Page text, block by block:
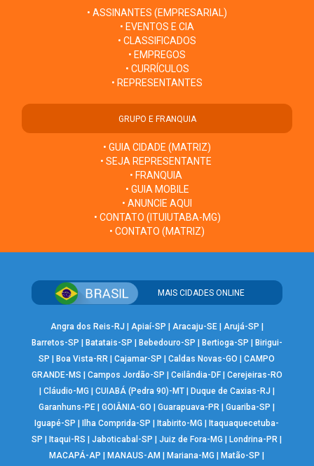
• ASSINANTES (EMPRESARIAL)
• EVENTOS E CIA
• CLASSIFICADOS
• EMPREGOS
• CURRÍCULOS
• REPRESENTANTES
GRUPO E FRANQUIA
• GUIA CIDADE (MATRIZ)
• SEJA REPRESENTANTE
• FRANQUIA
• GUIA MOBILE
• ANUNCIE AQUI
• CONTATO (ITUIUTABA-MG)
• CONTATO (MATRIZ)
MAIS CIDADES ONLINE
Angra dos Reis-RJ Apiaí-SP Aracaju-SE| Arujá-SP
Barretos-SP
Batatais-SP Bebedouro-SP Bertioga-SP
Birigui-
SP
Boa Vista-RR |Cajamar-SP |Caldas Novas-GO |CAMPO
GRANDE-MS
Campos Jordão-SP Ceilândia-DF| Cerejeiras-RO
Cláudio-MG CUIABÁ (Pedra 90)-MT| Duque de Caxias-RJ
Garanhuns-PE |GOIÂNIA-GO |Guarapuava-PR |Guariba-SP
Iguapé-SP
Ilha Comprida-SP Itabirito-MG
Itaquaquecetuba-
SP
Itaqui-RS |Jaboticabal-SP |Juiz de Fora-MG Londrina-PR
MACAPÁ-AP
MANAUS-AM Mariana-MG Matão-SP